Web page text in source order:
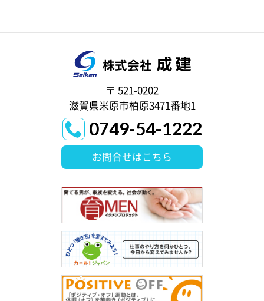
〒 521-0202
滋賀県米原市柏原3471番地1
0749-54-1222
お問合せはこちら